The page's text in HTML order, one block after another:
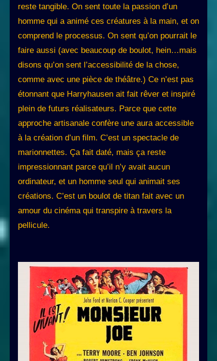
reste tangible. On sent toute la passion d’un
homme qui a animé ces créatures à la main, et on
comprend le processus. On sent qu’on pourrait le
faire aussi (avec beaucoup de boulot, hein…mais
disons qu’on sent l’accessibilité de la chose,
comme avec une pièce de théâtre.) Ce n’est pas
étonnant que Harryhausen ait fait rêver et inspiré
plein de futurs réalisateurs. Parce que cette
approche artisanale confère une aura accessible
à la création d’un film. C’est un spectacle de
marionnettes. Ça fait daté, mais ça reste
impressionnant parce qu’il n’y avait aucun
ordinateur, et un homme seul qui animait ses
créations. C’est un boulot de titan fait avec un
amour du cinéma qui transpire à travers la
pellicule.